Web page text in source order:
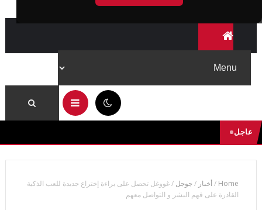
عاجل
Home
/أخبار /جوجل /غووغل تحصل على براءة إختراع جديدة للعب الذكية
القادرة على فهم البشر و التواصل معهم